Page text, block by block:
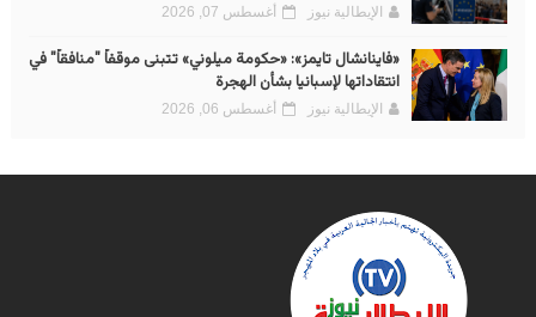
الإيطالية نيوز أغسطس 07, 2026
«فاينانشال تايمز»: «حكومة ميلوني» تتبنى موقفاً "منافقاً" في
انتقاداتها لإسبانيا بشأن الهجرة
الإيطالية نيوز أغسطس 06, 2026